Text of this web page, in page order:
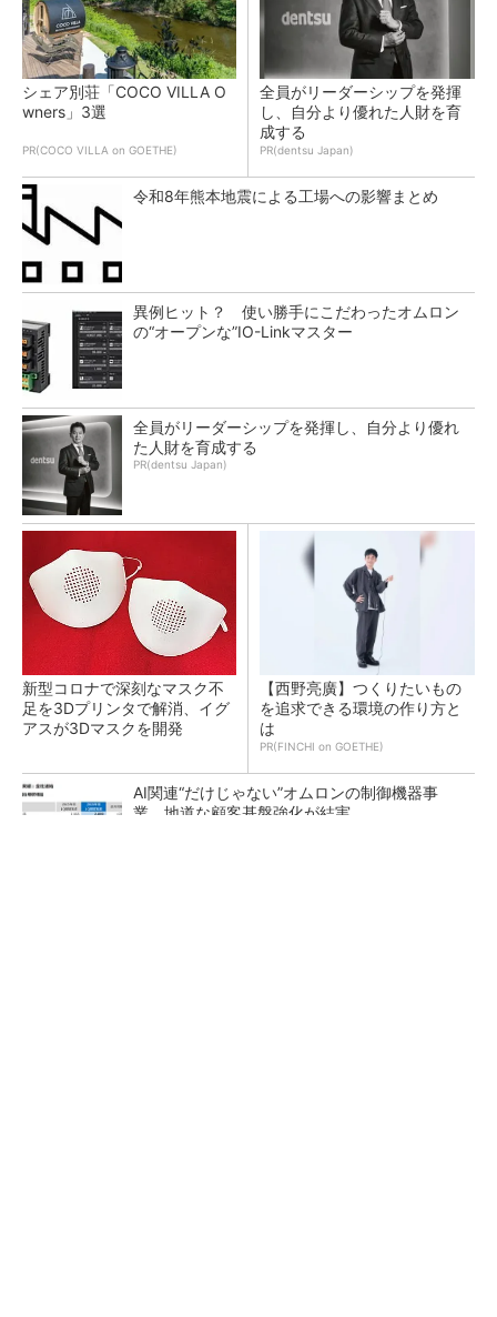
シェア別荘「COCO VILLA O
wners」3選
PR(COCO VILLA on GOETHE)
全員がリーダーシップを発揮
し、自分より優れた人財を育
成する
PR(dentsu Japan)
令和8年熊本地震による工場への影響まとめ
異例ヒット？ 使い勝手にこだわったオムロン
の“オープンな”IO-Linkマスター
全員がリーダーシップを発揮し、自分より優れ
た人財を育成する
PR(dentsu Japan)
新型コロナで深刻なマスク不
足を3Dプリンタで解消、イグ
アスが3Dマスクを開発
【西野亮廣】つくりたいもの
を追求できる環境の作り方と
は
PR(FINCHI on GOETHE)
AI関連“だけじゃない”オムロンの制御機器事
業、地道な顧客基盤強化が結実